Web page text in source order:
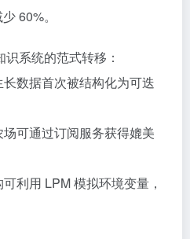
60%。
系统的范式转移：
数据首次被结构化为可迭
可通过订阅服务获得媲美
利用 LPM 模拟环境变量，